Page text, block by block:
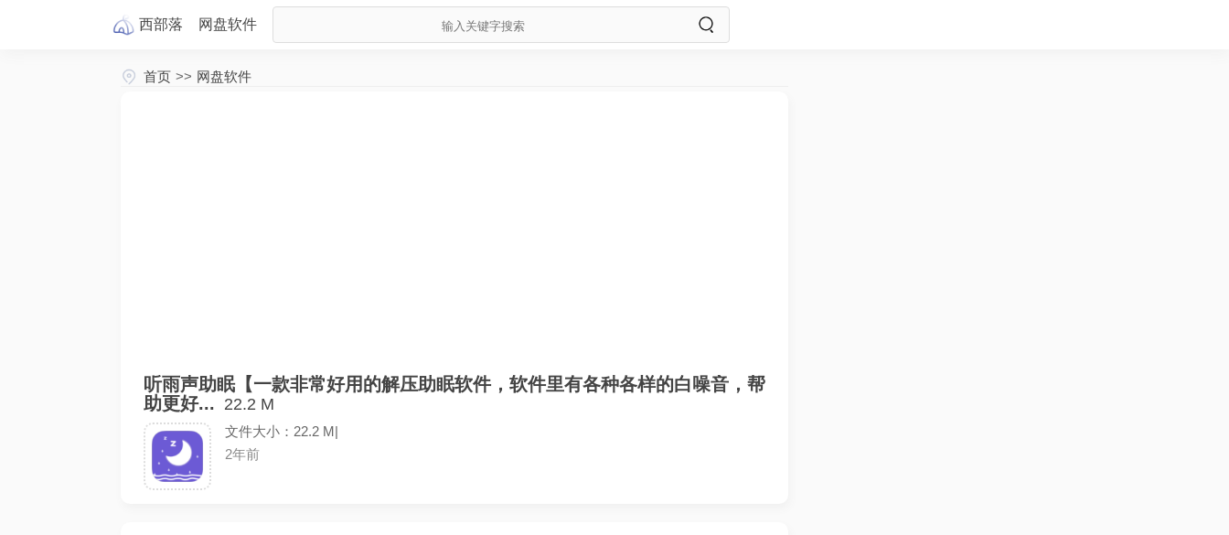
西部落 网盘软件
首页 >> 网盘软件
听雨声助眠【一款非常好用的解压助眠软件，软件里有各种各样的白噪音，帮
助更好... 22.2 M
文件大小：22.2 M|
2年前